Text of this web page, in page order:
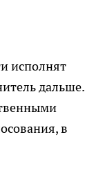
исполнят
дальше.
в